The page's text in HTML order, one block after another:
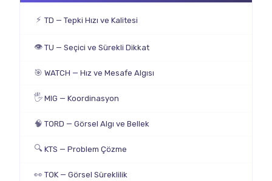
⚡ TD — Tepki Hızı ve Kalitesi
👁 TU — Seçici ve Sürekli Dikkat
🎯 WATCH — Hız ve Mesafe Algısı
🖐 MIG — Koordinasyon
🧠 TORD — Görsel Algı ve Bellek
🔍 KTS — Problem Çözme
👀 TOK — Görsel Süreklilik